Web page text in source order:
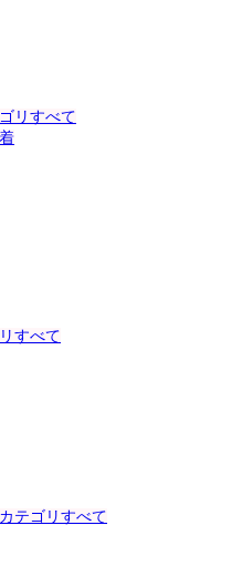
リすべて
すべて
テゴリすべて